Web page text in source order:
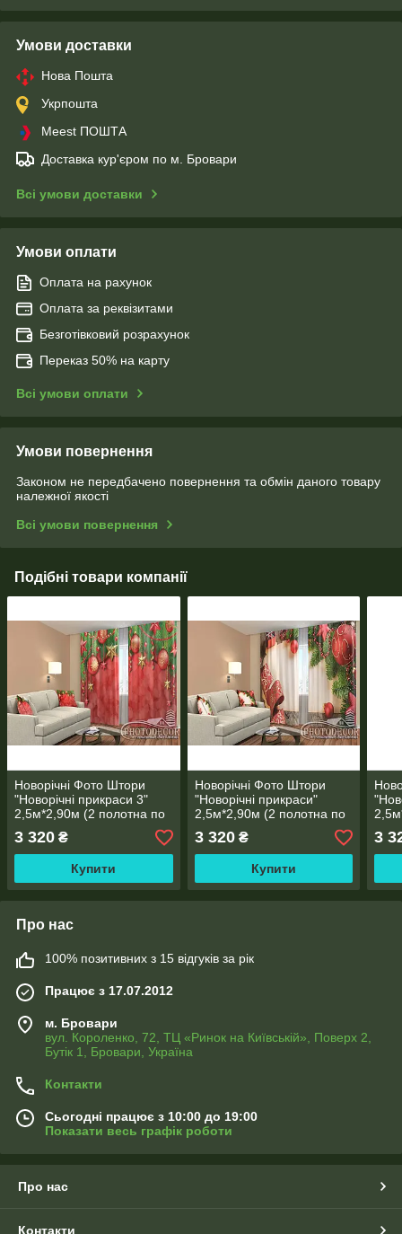
Умови доставки
Нова Пошта
Укрпошта
Meest ПОШТА
Доставка кур'єром по м. Бровари
Всі умови доставки
Умови оплати
Оплата на рахунок
Оплата за реквізитами
Безготівковий розрахунок
Переказ 50% на карту
Всі умови оплати
Умови повернення
Законом не передбачено повернення та обмін даного товару
належної якості
Всі умови повернення
Подібні товари компанії
Новорічні Фото Штори
"Новорічні прикраси 3"
2,5м*2,90м (2 полотна по
3 320 ₴
Купити
Новорічні Фото Штори
"Новорічні прикраси"
2,5м*2,90м (2 полотна по
3 320₴
Купити
3
Про нас
100% позитивних з 15 відгуків за рік
Працює з 17.07.2012
м. Бровари
вул. Короленко, 72, ТЦ «Ринок на Київській», Поверх 2,
Бутік 1, Бровари, Україна
Контакти
Сьогодні працює з 10:00 до 19:00
Показати весь графік роботи
Про нас
Контакти